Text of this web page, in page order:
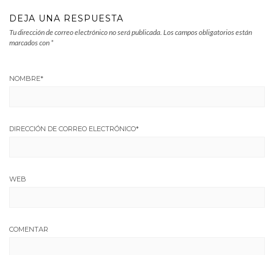
DEJA UNA RESPUESTA
Tu dirección de correo electrónico no será publicada. Los campos obligatorios están
marcados con *
NOMBRE*
DIRECCIÓN DE CORREO ELECTRÓNICO*
WEB
COMENTAR